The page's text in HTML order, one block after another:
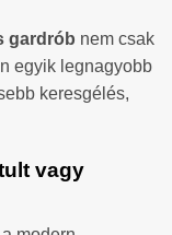
gardrób nem csak
egyik legnagyobb
keresgélés,
vagy